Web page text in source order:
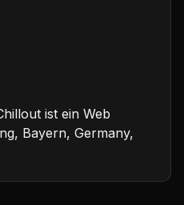
ist ein Web
Bayern, Germany,